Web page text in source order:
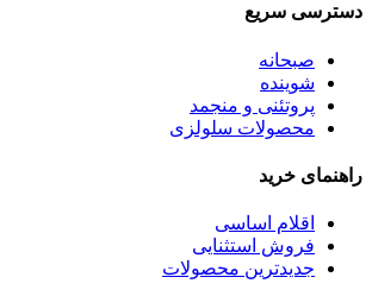
دسترسی سریع
صبحانه
شوینده
پروتئنی و منجمد
محصولات سلولزی
راهنمای خرید
اقلام اساسی
فروش استثنایی
جدیدترین محصولات